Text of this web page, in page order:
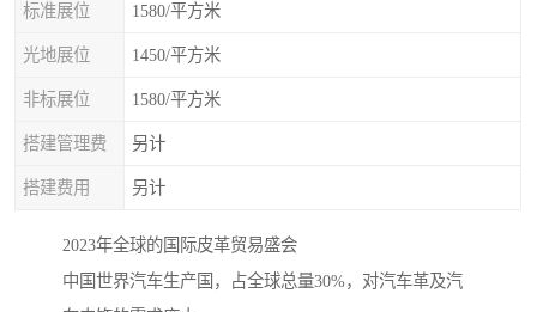
标准展位 1580/平方米
光地展位 1450/平方米
非标展位 1580/平方米
搭建管理费 另计
搭建费用 另计
2023年全球的国际皮革贸易盛会
中国世界汽车生产国，占全球总量30%，对汽车革及汽